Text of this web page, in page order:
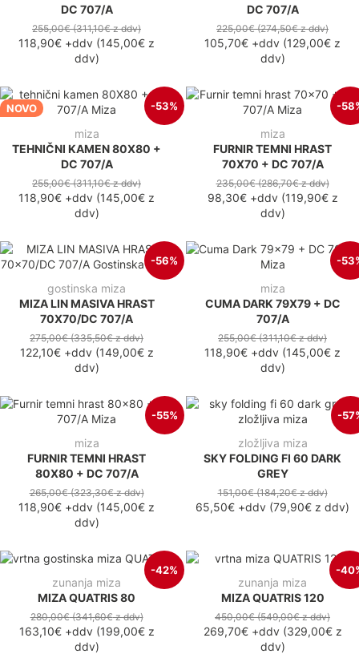
DC 707/A
255,00€(311,10€z ddv)
118,90€ +ddv (145,00€ z
ddv)
DC 707/A
225,00€(274,50€z ddv)
105,70€ +ddv (129,00€ z
ddv)
NOVO -53%
miza
TEHNIČNI KAMEN 80X80 +
DC 707/A
255,00€(311,10€z ddv)
118,90€ +ddv (145,00€ z
ddv)
-
miza
FURNIR TEMNI HRAST
70X70 + DC 707/A
235,00€(286,70€z ddv)
98,30€+ddv(119,90€z
ddv)
-56%
gostinska miza
MIZA LIN MASIVA HRAST
70X70/DC 707/A
275,00€(335,50€z ddv)
122,10€+ddv(149,00€z
ddv)
-
miza
CUMA DARK 79X79 + DC
707/A
255,00€(311,10€z ddv)
118,90€ +ddv (145,00€ z
ddv)
-55%
miza
FURNIR TEMNI HRAST
80X80 + DC 707/A
265,00€(323,30€z ddv)
118,90€ +ddv (145,00€ z
ddv)
-
zložljiva miza
SKY FOLDING FI 60 DARK
GREY
151,00€(184,20€z ddv)
65,50€ +ddv (79,90€ z ddv)
-42%
zunanja miza
MIZA QUATRIS 80
280,00€(341,60€z ddv)
163,10€+ddv(199,00€z
ddv)
-
zunanja miza
MIZA QUATRIS 120
450,00€(549,00€z ddv)
269,70€+ddv(329,00€z
ddv)